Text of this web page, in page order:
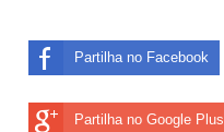
Partilha no Facebook
Partilha no Google Plus